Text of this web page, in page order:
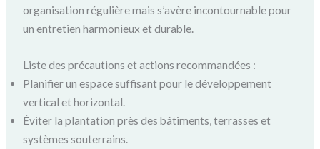
organisation régulière mais s’avère incontournable pour
un entretien harmonieux et durable.
Liste des précautions et actions recommandées :
Planifier un espace suffisant pour le développement
vertical et horizontal.
Éviter la plantation près des bâtiments, terrasses et
systèmes souterrains.